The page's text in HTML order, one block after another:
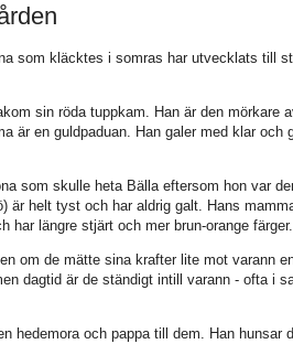
som kläcktes i somras har utvecklats till
sin röda tuppkam. Han är den mörkare
är en guldpaduan. Han galer med klar och
som skulle heta Bälla eftersom hon var
är helt tyst och har aldrig galt. Hans
har längre stjärt och mer brun-orange färger.
om de mätte sina krafter lite mot varann
dagtid är de ständigt intill varann - ofta i
hedemora och pappa till dem. Han hunsar